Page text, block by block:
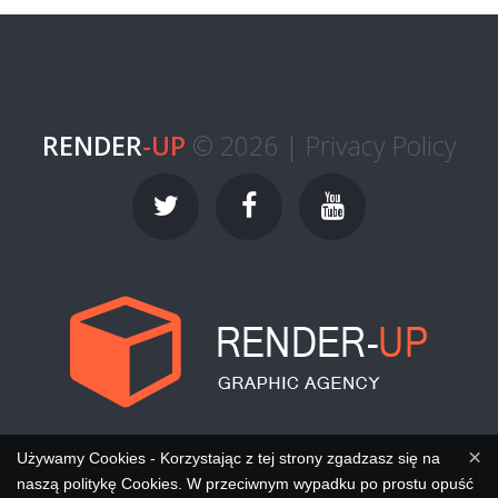
RENDER-UP © 2026 | Privacy Policy
×
Używamy Cookies - Korzystając z tej strony zgadzasz się na
naszą politykę Cookies. W przeciwnym wypadku po prostu opuść